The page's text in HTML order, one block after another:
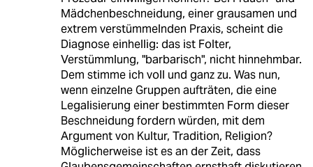
Mädchenbeschneidung, einer grausamen und
extrem verstümmelnden Praxis, scheint die
Diagnose einhellig: das ist Folter,
Verstümmlung, "barbarisch", nicht hinnehmbar.
Dem stimme ich voll und ganz zu. Was nun,
wenn einzelne Gruppen aufträten, die eine
Legalisierung einer bestimmten Form dieser
Beschneidung fordern würden, mit dem
Argument von Kultur, Tradition, Religion?
Möglicherweise ist es an der Zeit, dass